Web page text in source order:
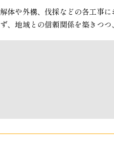
解体や外構、伐採などの各工事
ず、地域との信頼関係を築きつつ